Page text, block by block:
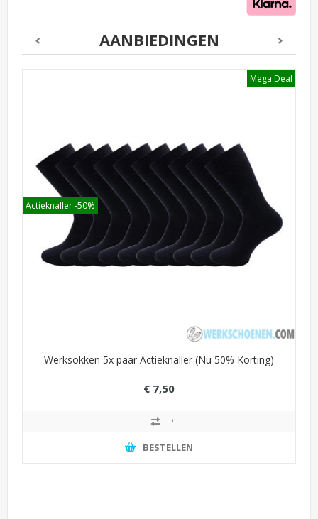
AANBIEDINGEN
Actieknaller -50%
Mega Deal
Werksokken 5x paar Actieknaller (Nu 50% Korting)
€ 7,50
BESTELLEN